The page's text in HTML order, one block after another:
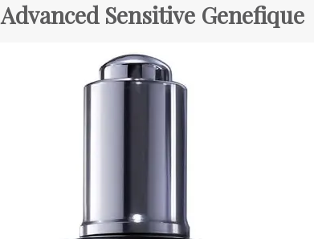
Advanced Sensitive Genefique